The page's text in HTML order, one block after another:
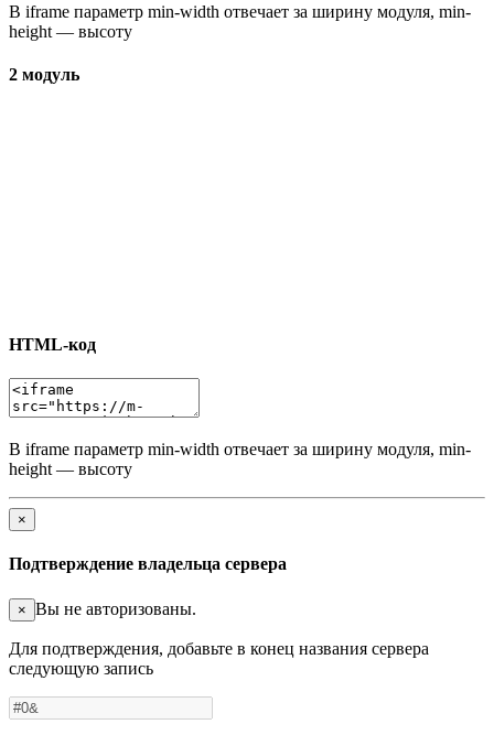
В iframe параметр min-width отвечает за ширину модуля, min-
height — высоту
2 модуль
HTML-код
В iframe параметр min-width отвечает за ширину модуля, min-
height — высоту
×
Подтверждение владельца сервера
× Вы не авторизованы.
Для подтверждения, добавьте в конец названия сервера
следующую запись